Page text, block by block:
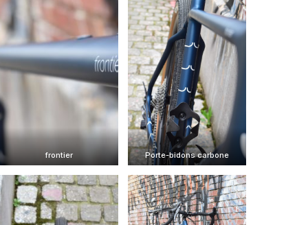
frontier Porte-bidons carbone